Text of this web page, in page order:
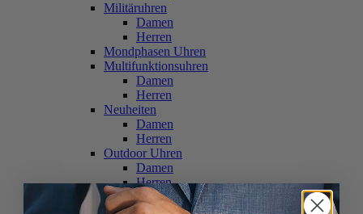
Militäruhren
Damen
Herren
Mondphasen Uhren
Multifunktionsuhren
Damen
Herren
Neuheiten
Damen
Herren
Outdoor Uhren
Damen
Herren
Schweizer Uhren
Damen